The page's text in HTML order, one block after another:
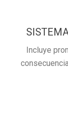
Incluye